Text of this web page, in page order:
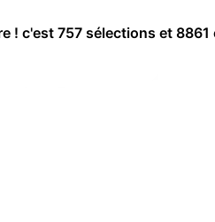
! c'est 757 sélections et